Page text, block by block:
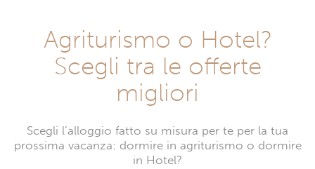
Agriturismo o Hotel?
Scegli tra le offerte
migliori
Scegli l’alloggio fatto su misura per te per la tua
prossima vacanza: dormire in agriturismo o dormire
in Hotel?